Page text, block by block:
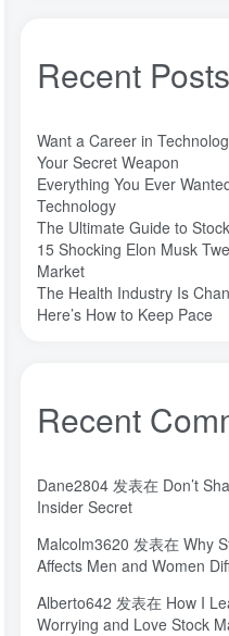
达芬奇(1) 超分辨显微成像
苏醒 (1) (1) 自信 (1)
网盘(0) 经济类(0)
秘密，吸引力法则，纪录片
秘密 (1) 碳离子治疗系统(1)
石墨烯储能(1) 石墨烯(20)
真空系统
潍坊(1) 流动性(1)
宝塔(2) 学术会议(0) 大
命运(2) 吸引力法则(1)
原位(35) 南海(2) 北京
关键帧 全屏滚动(1)
Recent Posts
Want a Career in
Your Secret Weapon
Everything You Ever
Technology
The Ultimate Guide to
15 Shocking Elon Musk
Market
The Health Industry Is
Here’s How to Keep Pace
Recent
Dane2804 发表在 Don’t
Insider Secret
Malcolm3620 发表在 Why
Affects Men and Women
Alberto642 发表在 How I
Worrying and Love Stock